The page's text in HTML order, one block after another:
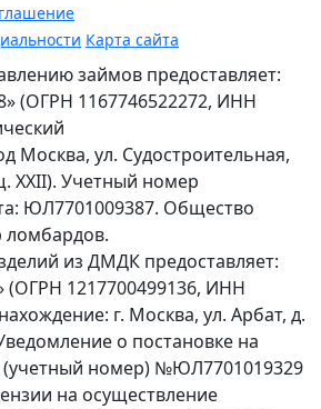
Карта сайта
займов предоставляет:
(ОГРН 1167746522272, ИНН
Москва, ул. Судостроительная,
XXII). Учетный номер
ЮЛ7701009387. Общество
ломбардов.
из ДМДК предоставляет:
1217700499136, ИНН
г. Москва, ул. Арбат, д.
о постановке на
(учетный номер) №ЮЛ7701019329
на осуществление